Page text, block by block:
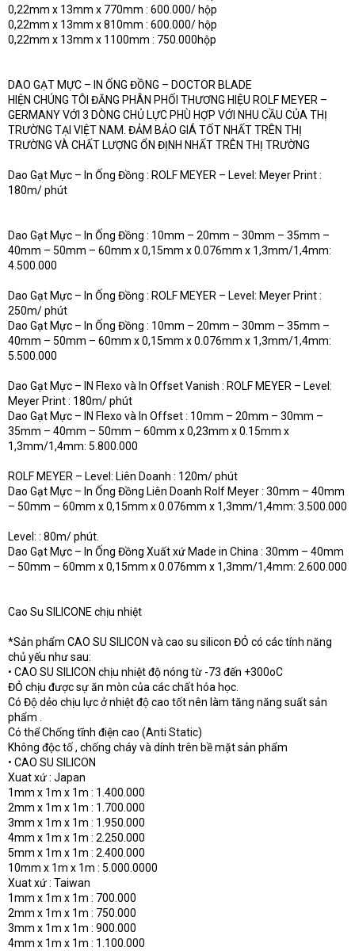
0,22mm x 13mm x 770mm : 600.000/ hộp
0,22mm x 13mm x 810mm : 600.000/ hộp
0,22mm x 13mm x 1100mm : 750.000hộp
DAO GẠT MỰC – IN ỐNG ĐỒNG – DOCTOR BLADE
HIỆN CHÚNG TÔI ĐĂNG PHÂN PHỐI THƯƠNG HIỆU ROLF MEYER –
GERMANY VỚI 3 DÒNG CHỦ LỰC PHÙ HỢP VỚI NHU CẦU CỦA THỊ
TRƯỜNG TẠI VIỆT NAM. ĐẢM BẢO GIÁ TỐT NHẤT TRÊN THỊ
TRƯỜNG VÀ CHẤT LƯỢNG ỔN ĐỊNH NHẤT TRÊN THỊ TRƯỜNG
Dao Gạt Mực – In Ống Đồng : ROLF MEYER – Level: Meyer Print :
180m/ phút
Dao Gạt Mực – In Ống Đồng : 10mm – 20mm – 30mm – 35mm –
40mm – 50mm – 60mm x 0,15mm x 0.076mm x 1,3mm/1,4mm:
4.500.000
Dao Gạt Mực – In Ống Đồng : ROLF MEYER – Level: Meyer Print :
250m/ phút
Dao Gạt Mực – In Ống Đồng : 10mm – 20mm – 30mm – 35mm –
40mm – 50mm – 60mm x 0,15mm x 0.076mm x 1,3mm/1,4mm:
5.500.000
Dao Gạt Mực – IN Flexo và In Offset Vanish : ROLF MEYER – Level:
Meyer Print : 180m/ phút
Dao Gạt Mực – IN Flexo và In Offset : 10mm – 20mm – 30mm –
35mm – 40mm – 50mm – 60mm x 0,23mm x 0.15mm x
1,3mm/1,4mm: 5.800.000
ROLF MEYER – Level: Liên Doanh : 120m/ phút
Dao Gạt Mực – In Ống Đồng Liên Doanh Rolf Meyer : 30mm – 40mm
– 50mm – 60mm x 0,15mm x 0.076mm x 1,3mm/1,4mm: 3.500.000
Level: : 80m/ phút.
Dao Gạt Mực – In Ống Đồng Xuất xứ Made in China : 30mm – 40mm
– 50mm – 60mm x 0,15mm x 0.076mm x 1,3mm/1,4mm: 2.600.000
Cao Su SILICONE chịu nhiệt
*Sản phẩm CAO SU SILICON và cao su silicon ĐỎ có các tính năng
chủ yếu như sau:
• CAO SU SILICON chịu nhiệt độ nóng từ -73 đến +300oC
ĐỎ chịu được sự ăn mòn của các chất hóa học.
Có Độ dẻo chịu lực ở nhiệt độ cao tốt nên làm tăng năng suất sản
phẩm .
Có thể Chống tĩnh điện cao (Anti Static)
Không độc tố , chống cháy và dính trên bề mặt sản phẩm
• CAO SU SILICON
Xuat xứ : Japan
1mm x 1m x 1m : 1.400.000
2mm x 1m x 1m : 1.700.000
3mm x 1m x 1m : 1.950.000
4mm x 1m x 1m : 2.250.000
5mm x 1m x 1m : 2.400.000
10mm x 1m x 1m : 5.000.0000
Xuat xứ : Taiwan
1mm x 1m x 1m : 700.000
2mm x 1m x 1m : 750.000
3mm x 1m x 1m : 900.000
4mm x 1m x 1m : 1.100.000